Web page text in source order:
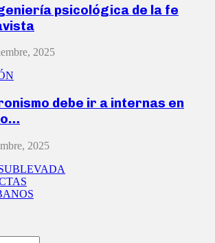
psicológica de la fe
2025
debe ir a internas en
2025